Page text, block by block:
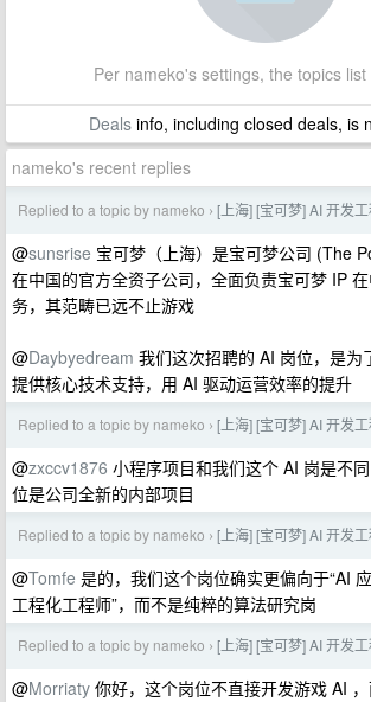
Per nameko's settings, the topics list
Dealsinfo, including closed deals, is
nameko's recent replies
Replied to a topic by nameko › [上海] [宝可梦] AI 开发
@sunsrise 宝可梦（上海）是宝可梦公司 (The
在中国的官方全资子公司，全面负责宝可梦 IP
务，其范畴已远不止游戏
@Daybyedream 我们这次招聘的 AI 岗位，是为
提供核心技术支持，用 AI 驱动运营效率的提升
Replied to a topic by nameko › [上海] [宝可梦] AI 开发
@zxccv1876 小程序项目和我们这个 AI 岗是不
位是公司全新的内部项目
Replied to a topic by nameko › [上海] [宝可梦] AI 开发
@Tomfe 是的，我们这个岗位确实更偏向于“AI
工程化工程师”，而不是纯粹的算法研究岗
Replied to a topic by nameko › [上海] [宝可梦] AI 开发
@Morriaty 你好，这个岗位不直接开发游戏 AI